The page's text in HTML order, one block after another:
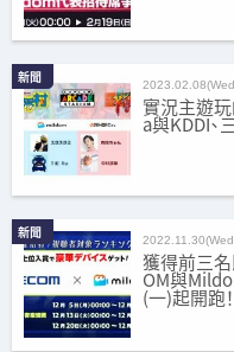
新聞
實況主遊
a與KDDI、
新聞
獲得前三
OM與
(一)起開跑！